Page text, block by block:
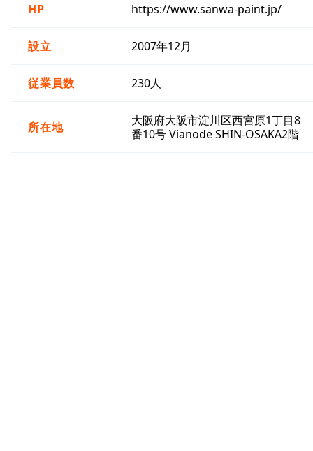
HP https://www.sanwa-paint.jp/
設立 2007年12月
従業員数 230人
所在地
大阪府大阪市淀川区西宮原1丁目8
番10号 Vianode SHIN-OSAKA2階